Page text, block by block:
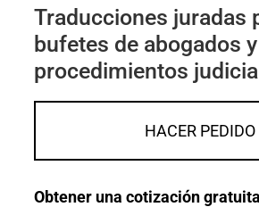
Traducciones juradas
bufetes de abogados y
procedimientos
HACER PEDIDO
Obtener una cotización gratuita